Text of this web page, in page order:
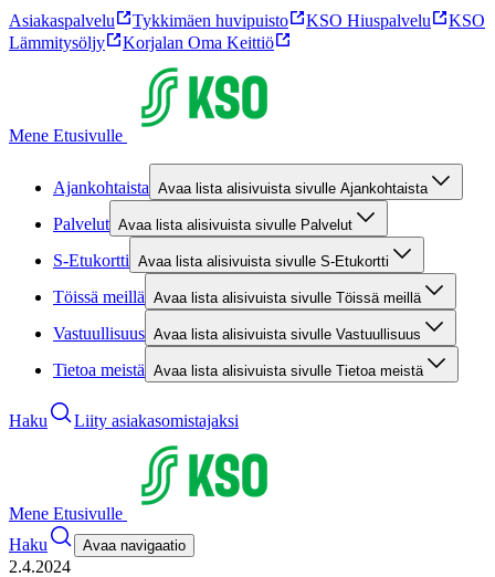
Asiakaspalvelu Tykkimäen huvipuisto KSO Hiuspalvelu
KSO
Lämmitysöljy
Korjalan Oma Keittiö
Mene Etusivulle
Ajankohtaista Avaa lista alisivuista sivulle Ajankohtaista
Palvelut Avaa lista alisivuista sivulle Palvelut
S-Etukortti Avaa lista alisivuista sivulle S-Etukortti
Töissä meillä Avaa lista alisivuista sivulle Töissä meillä
Vastuullisuus Avaa lista alisivuista sivulle Vastuullisuus
Tietoa meistä Avaa lista alisivuista sivulle Tietoa meistä
Haku Liity asiakasomistajaksi
Mene Etusivulle
Haku
Avaa navigaatio
2.4.2024